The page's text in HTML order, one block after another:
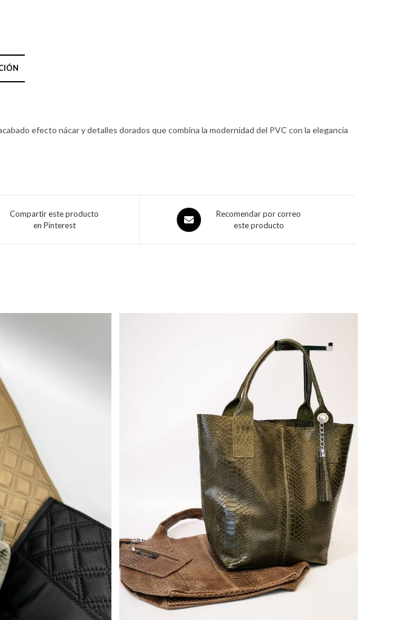
efecto nácar y detalles dorados que combina la modernidad del PVC con la elegancia
Compartir este producto
en Pinterest
Recomendar por correo
este producto